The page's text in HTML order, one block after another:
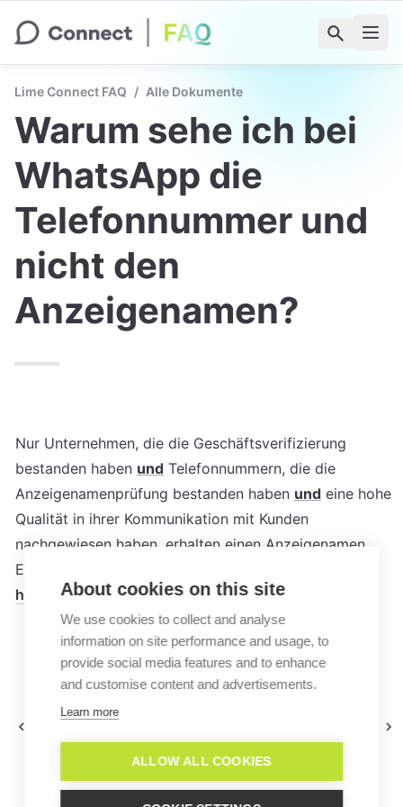
Lime Connect FAQ / Alle Dokumente
Warum sehe ich bei
WhatsApp die
Telefonnummer und
nicht den
Anzeigenamen?
Nur Unternehmen, die die Geschäftsverifizierung
bestanden haben und Telefonnummern, die die
Anzeigenamenprüfung bestanden haben und eine hohe
Qualität in ihrer Kommunikation mit Kunden
nachgewiesen haben, erhalten einen Anzeigenamen.
hier
Wie kann ich Platzhalter in
WhatsApp Templates für
Support-Unterhaltungen
Welche Auflösung
Whatsapp-
Profilbild haben?
About cookies on this site
We use cookies to collect and analyse
information on site performance and usage, to
provide social media features and to enhance
and customise content and advertisements.
Learn more
ALLOW ALL COOKIES